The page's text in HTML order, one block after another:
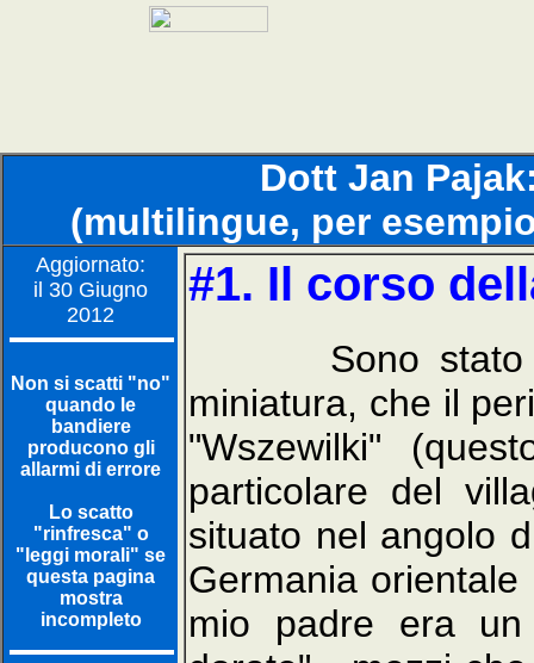
Dott Jan
(multilingue, per
Aggiornato:
il 30 Giugno
2012
Non si scatti "no"
quando le
bandiere
producono gli
allarmi di errore
Lo scatto
"rinfresca" o
"leggi morali" se
questa pagina
mostra
incompleto
#1. Il corso
Sono stato
miniatura, che il
"Wszewilki"
particolare del
situato nel angolo
Germania
mio padre era